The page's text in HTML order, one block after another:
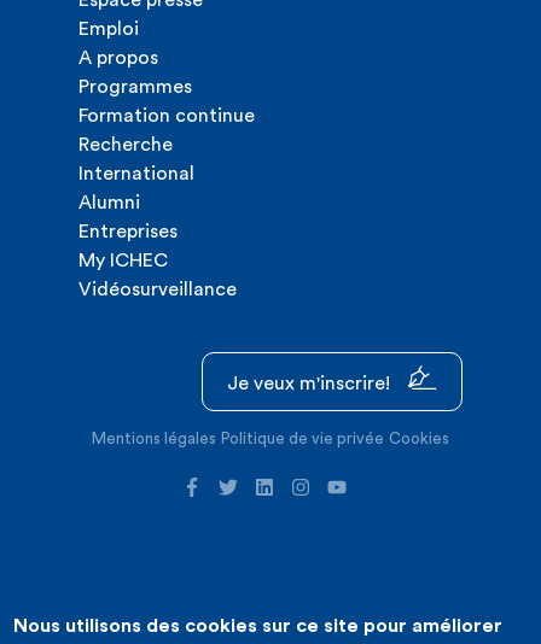
Emploi
A propos
Programmes
Formation continue
Recherche
International
Alumni
Entreprises
My ICHEC
Vidéosurveillance
Je veux m'inscrire!
Mentions légales Politique de vie privée Cookies
©2026 ICHEC |Création de site internet : Expansion
Nous utilisons des cookies sur ce site pour améliorer